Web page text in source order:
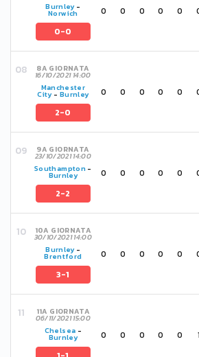
Burnley-
Norwich
0-0
0 0 0 0 0
8A GIORNATA
16/10/2021 14:00
Manchester
City- Burnley
2-0
0 0 0 0 0
9A GIORNATA
23/10/2021 14:00
Southampton-
Burnley
2-2
0 0 0 0 0
10A GIORNATA
30/10/2021 14:00
Burnley-
Brentford
3-1
0 0 0 0 0
11A GIORNATA
06/11/2021 15:00
Chelsea -
Burnley 0 0 0 0 0 1